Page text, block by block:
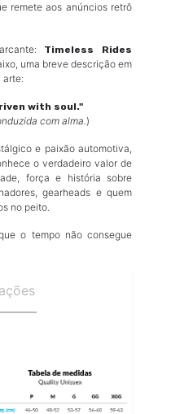
remete aos anúncios retrô
Timeless Rides
uma breve descrição em
arte:
with soul."
com alma.)
e paixão automotiva,
o verdadeiro valor de
força e história sobre
gearheads e quem
no peito.
o tempo não consegue